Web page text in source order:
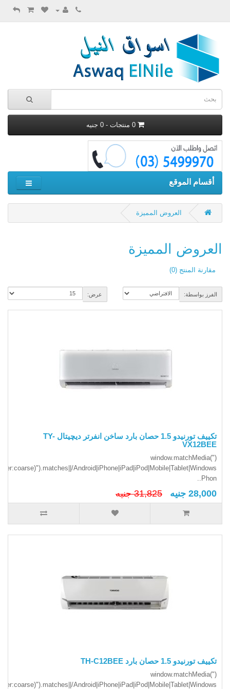
0 منتجات - 0 جنيه
أقسام الموقع
العروض المميزة
العروض المميزة
مقارنة المنتج (0)
الفرز بواسطة: عرض:
تكييف تورنيدو 1.5 حصان بارد ساخن انفرتر ديچيتال TY-
VX12BEE
(window.matchMedia("
Android|iPhone|iPad|iPod|Mobile|Tablet|Windows
Phon..
28,000 جنيه 31,825 جنيه
تكييف تورنيدو 1.5 حصان بارد TH-C12BEE
(window.matchMedia("
Android|iPhone|iPad|iPod|Mobile|Tablet|Windows